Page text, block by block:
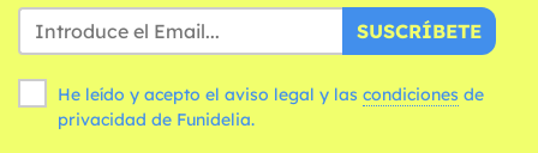
SUSCRÍBETE
He leído y acepto el aviso legal y las condiciones
privacidad de Funidelia.